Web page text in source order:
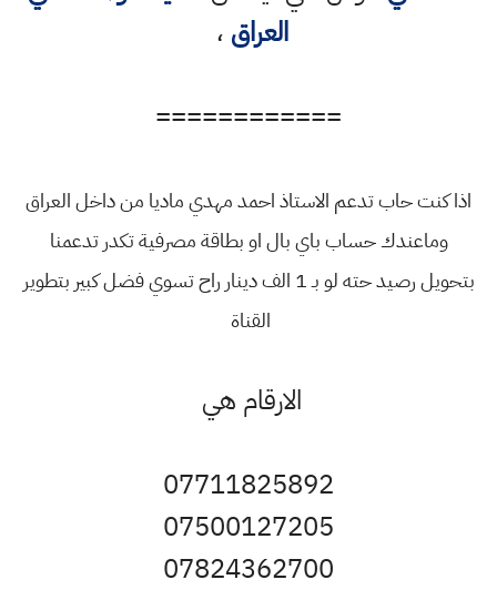
العراق ،
============
اذا كنت حاب تدعم الاستاذ احمد مهدي ماديا من داخل العراق
وماعندك حساب باي بال او بطاقة مصرفية تكدر تدعمنا
بتحويل رصيد حته لو بـ 1 الف دينار راح تسوي فضل كبير بتطوير
القناة
الارقام هي
07711825892
07500127205
07824362700